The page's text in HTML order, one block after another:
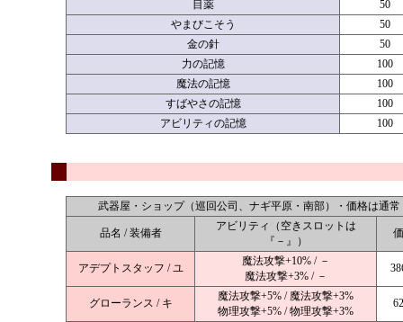
目薬
50
やまびこそう
50
金の針
50
力の記憶
100
魔法の記憶
100
すばやさの記憶
100
アビリティの記憶
100
武器屋・ショップ（巡回公司、ナギ平原・南部）・価格は通常
品名 / 装備者
アビリティ（空きスロットは
『－』）
アデプトスタッフ / ユ
魔法攻撃+10% / －
魔法攻撃+3% / －
グローランス / キ
魔法攻撃+5% / 魔法攻撃+3%
物理攻撃+5% / 物理攻撃+3%